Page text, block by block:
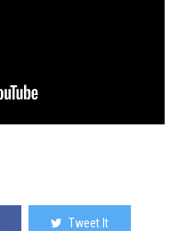
Tweet It